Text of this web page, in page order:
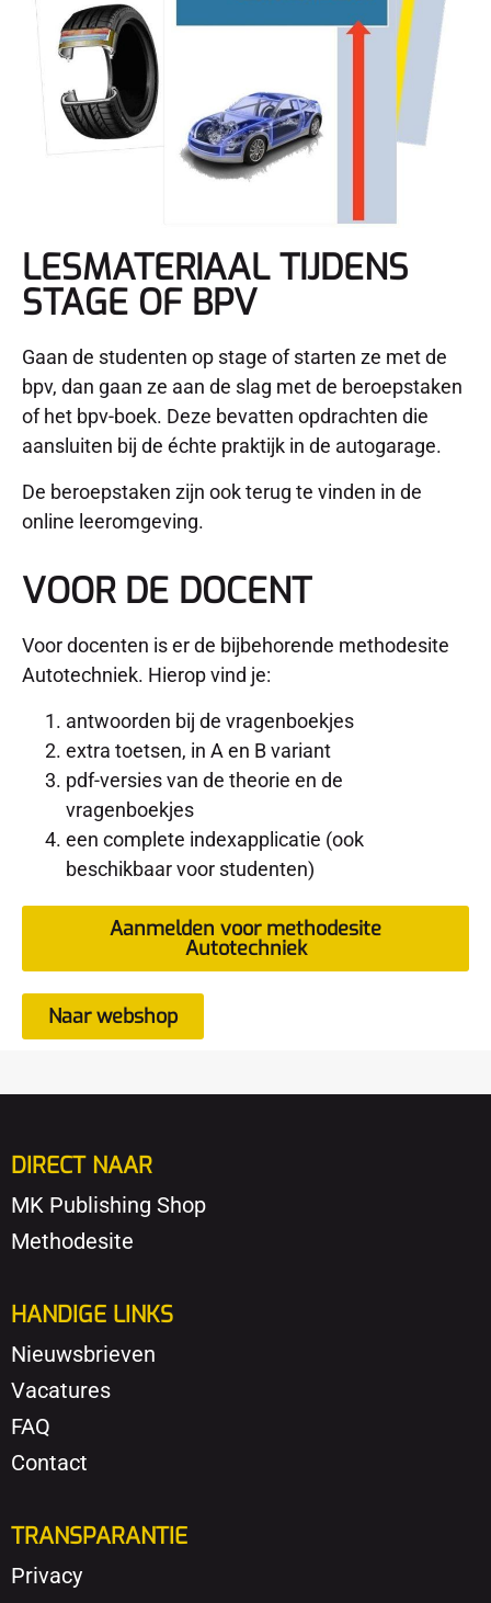
LESMATERIAAL TIJDENS
STAGE OF BPV
Gaan de studenten op stage of starten ze met de
bpv, dan gaan ze aan de slag met de beroepstaken
of het bpv-boek. Deze bevatten opdrachten die
aansluiten bij de échte praktijk in de autogarage.
De beroepstaken zijn ook terug te vinden in de
online leeromgeving.
VOOR DE DOCENT
Voor docenten is er de bijbehorende methodesite
Autotechniek. Hierop vind je:
antwoorden bij de vragenboekjes
extra toetsen, in A en B variant
pdf-versies van de theorie en de
vragenboekjes
een complete indexapplicatie (ook
beschikbaar voor studenten)
Aanmelden voor methodesite
Autotechniek
Naar webshop
DIRECT NAAR
MK Publishing Shop
Methodesite
HANDIGE LINKS
Nieuwsbrieven
Vacatures
FAQ
Contact
TRANSPARANTIE
Privacy